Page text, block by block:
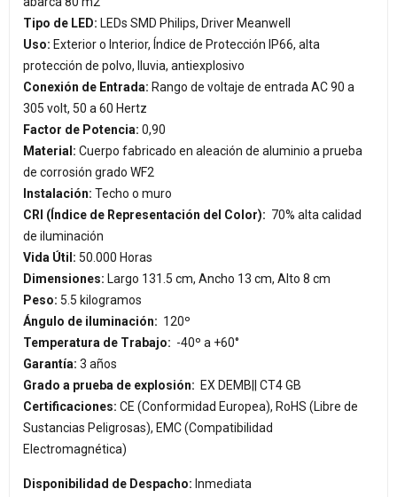
Tipo de LED: LEDs SMD Philips, Driver Meanwell
Uso: Exterior o Interior, Índice de Protección IP66, alta
protección de polvo, lluvia, antiexplosivo
Conexión de Entrada: Rango de voltaje de entrada AC 90 a
305 volt, 50 a 60 Hertz
Factor de Potencia: 0,90
Material: Cuerpo fabricado en aleación de aluminio a prueba
de corrosión grado WF2
Instalación: Techo o muro
CRI (Índice de Representación del Color): 70% alta calidad
de iluminación
Vida Útil: 50.000 Horas
Dimensiones: Largo 131.5 cm, Ancho 13 cm, Alto 8 cm
Peso: 5.5 kilogramos
Ángulo de iluminación: 120º
Temperatura de Trabajo: -40º a +60°
Garantía: 3 años
Grado a prueba de explosión: EX DEMB|| CT4 GB
Certificaciones: CE (Conformidad Europea), RoHS (Libre de
Sustancias Peligrosas), EMC (Compatibilidad
Electromagnética)
Disponibilidad de Despacho: Inmediata